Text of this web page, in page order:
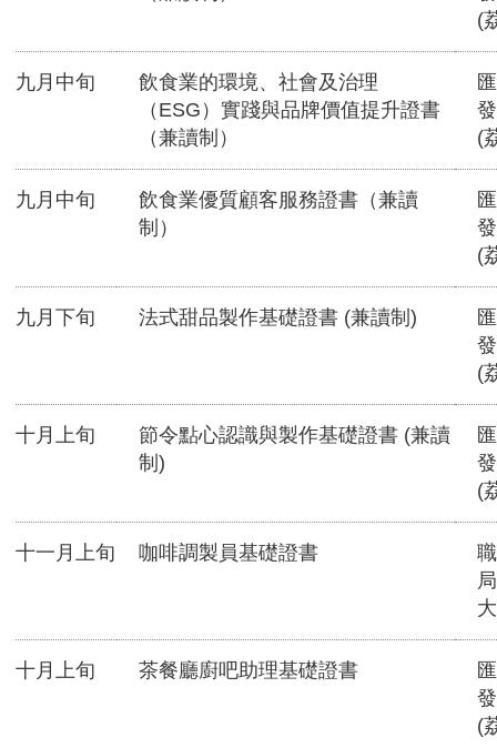
(
九月中旬
飲食業的環境、社會及治理
（ESG）實踐與品牌價值提升證書
（兼讀制）
(
九月中旬
飲食業優質顧客服務證書（兼讀
制）
(
九月下旬 法式甜品製作基礎證書 (兼讀制)
(
十月上旬
節令點心認識與製作基礎證書 (兼讀
制)
(
十一月上旬 咖啡調製員基礎證書
十月上旬 茶餐廳廚吧助理基礎證書
(